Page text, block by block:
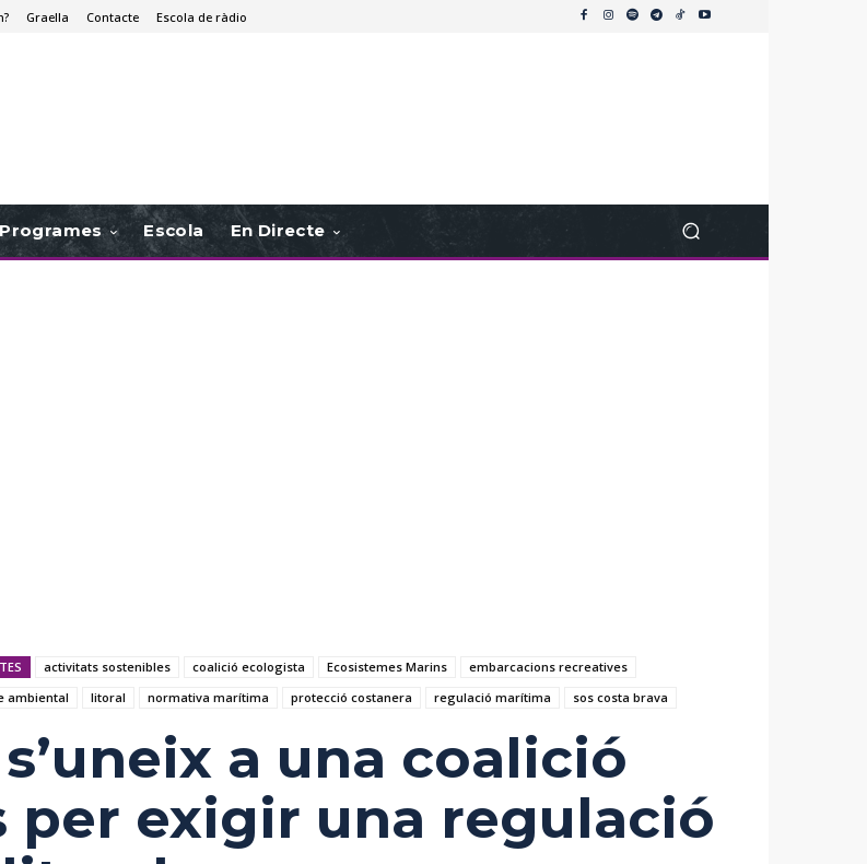
Graella Contacte Escola de ràdio
Programes Escola En Directe
activitats sostenibles coalició ecologista Ecosistemes Marins
embarcacions recreatives
ambiental
litoral normativa marítima protecció costanera regulació marítima sos costa brava
a una coalició
per exigir una regulació